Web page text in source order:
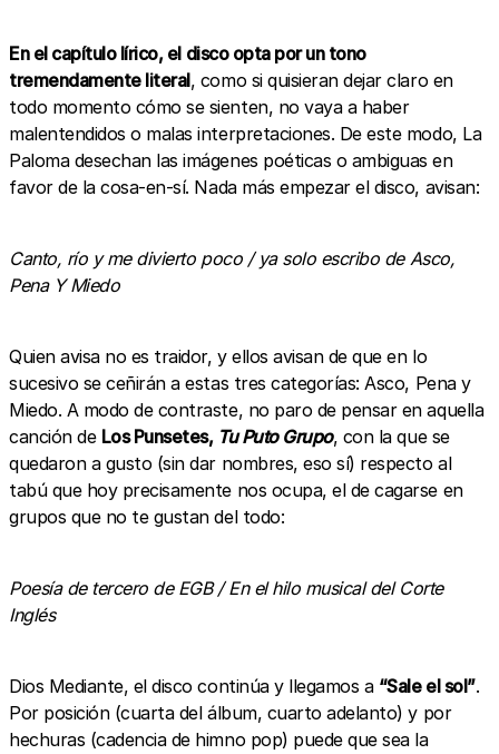
En el capítulo lírico, el disco opta por un tono
tremendamente literal, como si quisieran dejar claro en
todo momento cómo se sienten, no vaya a haber
malentendidos o malas interpretaciones. De este modo, La
Paloma desechan las imágenes poéticas o ambiguas en
favor de la cosa-en-sí. Nada más empezar el disco, avisan:
Canto, río y me divierto poco / ya solo escribo de Asco,
Pena Y Miedo
Quien avisa no es traidor, y ellos avisan de que en lo
sucesivo se ceñirán a estas tres categorías: Asco, Pena y
Miedo. A modo de contraste, no paro de pensar en aquella
canción de Los Punsetes, Tu Puto Grupo, con la que se
quedaron a gusto (sin dar nombres, eso sí) respecto al
tabú que hoy precisamente nos ocupa, el de cagarse en
grupos que no te gustan del todo:
Poesía de tercero de EGB / En el hilo musical del Corte
Inglés
Dios Mediante, el disco continúa y llegamos a “Sale el sol”.
Por posición (cuarta del álbum, cuarto adelanto) y por
hechuras (cadencia de himno pop) puede que sea la